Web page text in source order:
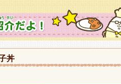
丼